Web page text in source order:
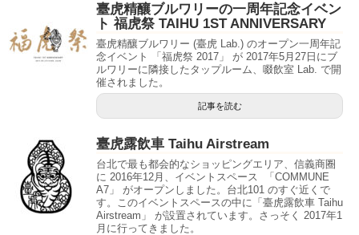
臺虎精釀ブルワリーの一周年記念イベン
ト 福虎祭 TAIHU 1ST ANNIVERSARY
臺虎精釀ブルワリー (臺虎 Lab.) のオープン一周年記
念イベント 「福虎祭 2017」 が 2017年5月27日にブ
ルワリーに隣接したタップルーム、啜飲室 Lab. で開
催されました。
記事を読む
臺虎露飲車 Taihu Airstream
台北で最も都会的なショッピングエリア、信義商圈
に 2016年12月、イベントスペース 「COMMUNE
A7」 がオープンしました。台北101 のすぐ近くで
す。このイベントスペースの中に「臺虎露飲車 Taihu
Airstream」 が設置されています。さっそく 2017年1
月に行ってきました。